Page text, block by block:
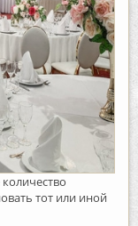
тот или иной